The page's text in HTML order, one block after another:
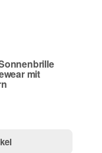
mit